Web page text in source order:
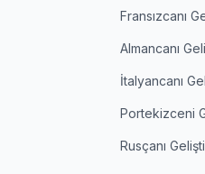
Fransızcanı
Almancanı
İtalyancanı
Portekizceni
Rusçanı